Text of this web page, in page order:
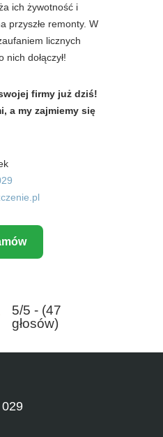
ich żywotność i
przyszłe remonty. W
licznych
dołączył!
firmy już dziś!
a my zajmiemy się
5/5 - (47
głosów)